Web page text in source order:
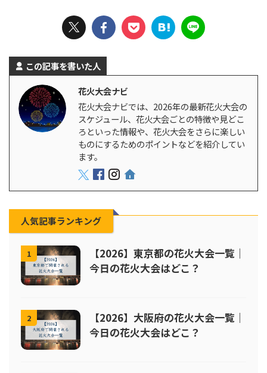
この記事を書いた人
花火大会ナビ
花火大会ナビでは、2026年の最新花火大会の
スケジュール、花火大会ごとの特徴や見どこ
ろといった情報や、花火大会をさらに楽しい
ものにするためのポイントなどを紹介してい
ます。
人気記事ランキング
1
【2026】東京都の花火大会一覧｜
今日の花火大会はどこ？
2
【2026】大阪府の花火大会一覧｜
今日の花火大会はどこ？